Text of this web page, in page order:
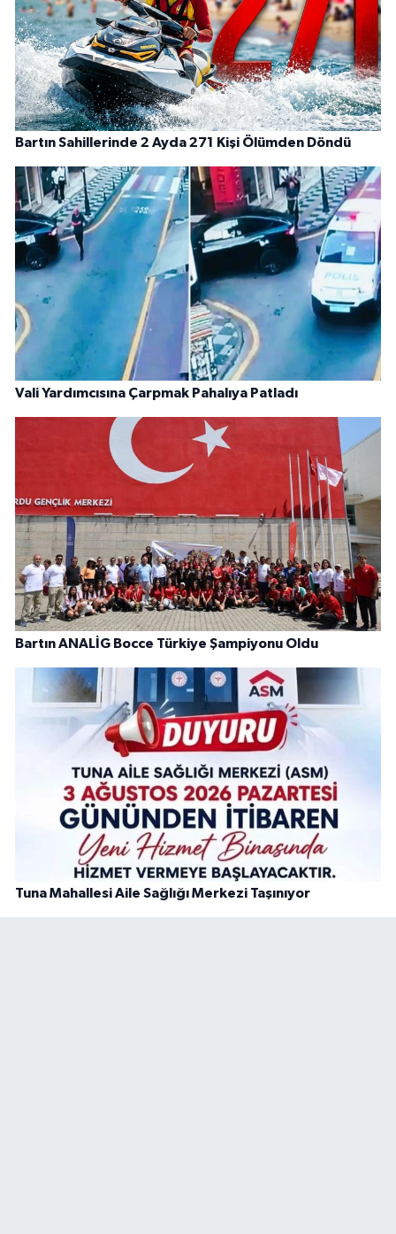
Bartın Sahillerinde 2 Ayda 271 Kişi Ölümden Döndü
Vali Yardımcısına Çarpmak Pahalıya Patladı
Bartın ANALİG Bocce Türkiye Şampiyonu Oldu
Tuna Mahallesi Aile Sağlığı Merkezi Taşınıyor